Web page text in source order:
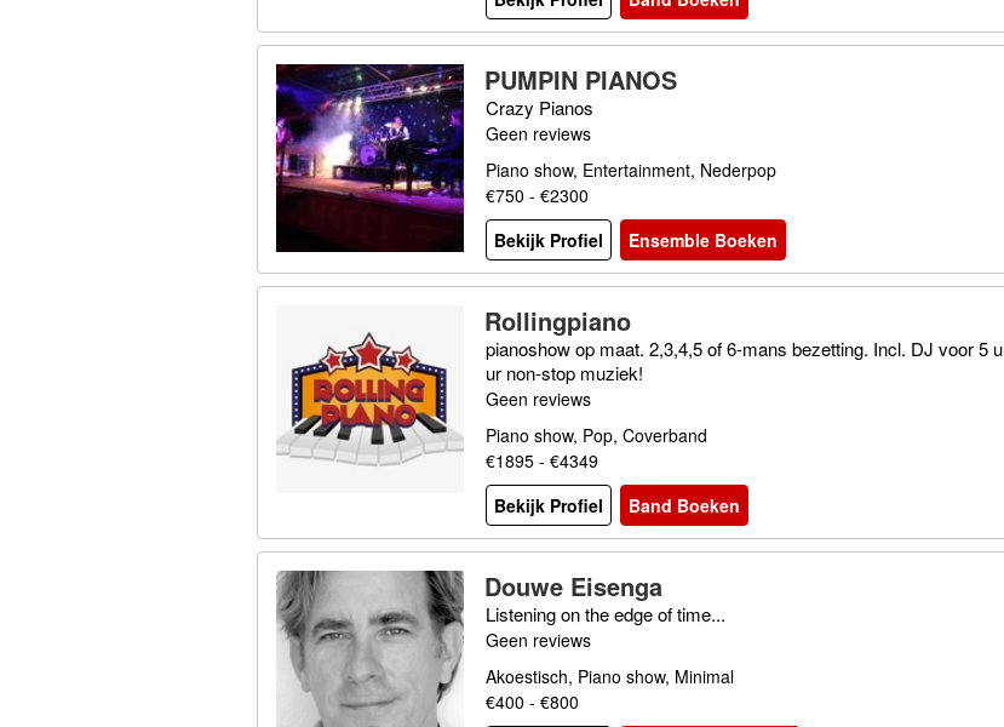
PUMPIN PIANOS
Crazy Pianos
Geen reviews
Piano show, Entertainment, Nederpop
€750 - €2300
Bekijk Profiel
Ensemble Boeken
Rollingpiano
pianoshow op maat. 2,3,4,5 of 6-mans bezetting. Incl. DJ voor 5 u
ur non-stop muziek!
Geen reviews
Piano show, Pop, Coverband
€1895 - €4349
Bekijk Profiel
Band Boeken
Douwe Eisenga
Listening on the edge of time...
Geen reviews
Akoestisch, Piano show, Minimal
€400 - €800